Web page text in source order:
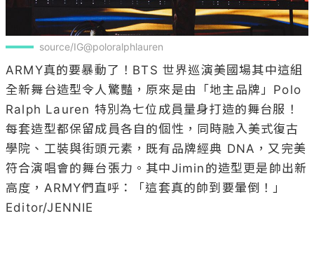
source/IG@poloralphlauren
ARMY真的要暴動了！BTS 世界巡演美國場其中這組
全新舞台造型令人驚豔，原來是由「地主品牌」Polo
Ralph Lauren 特別為七位成員量身打造的舞台服！
每套造型都保留成員各自的個性，同時融入美式復古
學院、工裝與街頭元素，既有品牌經典 DNA，又完美
符合演唱會的舞台張力。其中Jimin的造型更是帥出新
高度，ARMY們直呼：「這套真的帥到要暈倒！」
Editor/JENNIE